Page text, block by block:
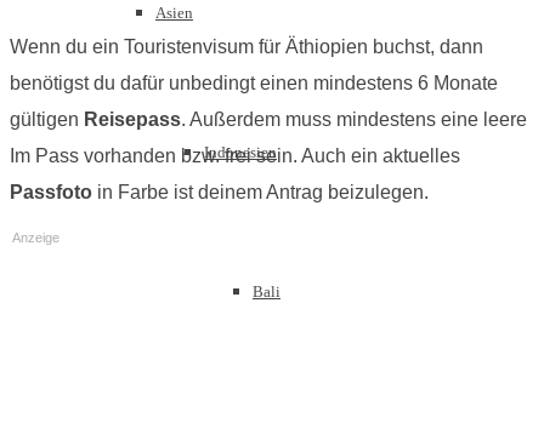
Asien
Indonesien
Bali
Wenn du ein Touristenvisum für Äthiopien buchst, dann
benötigst du dafür unbedingt einen mindestens 6 Monate
gültigen Reisepass. Außerdem muss mindestens eine leere
Im Pass vorhanden bzw. frei sein. Auch ein aktuelles
Passfoto in Farbe ist deinem Antrag beizulegen.
Anzeige